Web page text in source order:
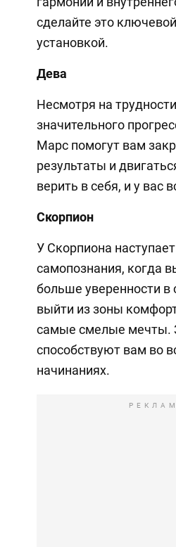
сделайте это
установкой.
Дева
Несмотря на
значительного
Марс помогут вам
результаты и
верить в себя, и у вас
Скорпион
У Скорпиона
самопознания, когда
больше уверенности в
выйти из зоны
самые смелые мечты.
способствуют вам во
начинаниях.